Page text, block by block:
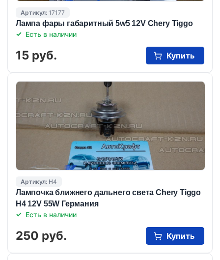
Артикул: 17177
Лампа фары габаритный 5w5 12V Chery Tiggo
Есть в наличии
15 руб. Купить
Артикул: H4
Лампочка ближнего дальнего света Chery Tiggo
H4 12V 55W Германия
Есть в наличии
250 руб. Купить